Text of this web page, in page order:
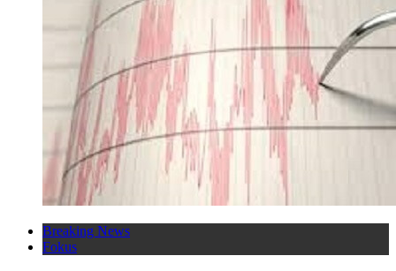
Breaking News
Fokus